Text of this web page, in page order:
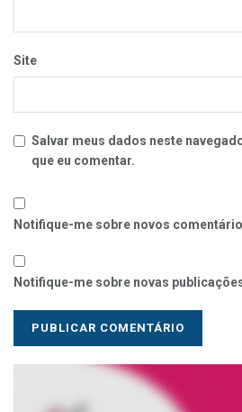
Site
Salvar meus dados neste
que eu comentar.
Notifique-me sobre novos
Notifique-me sobre novas